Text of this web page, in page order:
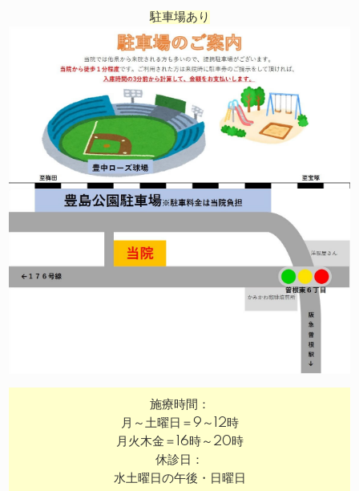
駐車場あり
施療時間：
月～土曜日＝9～12時
月火木金＝16時～20時
休診日：
水土曜日の午後・日曜日